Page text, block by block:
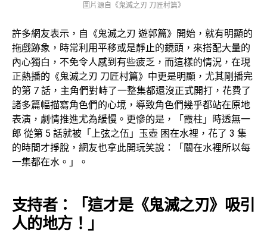
圖片源自《鬼滅之刃 刀匠村篇》
許多網友表示，自《鬼滅之刃 遊郭篇》開始，就有明顯的
拖戲跡象，時常利用平移或是靜止的鏡頭，來搭配大量的
內心獨白，不免令人感到有些疲乏，而這樣的情況，在現
正熱播的《鬼滅之刃 刀匠村篇》中更是明顯，尤其剛播完
的第 7 話，主角們對峙了一整集都還沒正式開打，花費了
諸多篇幅描寫角色們的心境，導致角色們幾乎都站在原地
表演，劇情推進尤為緩慢。更慘的是，「霞柱」時透無一
郎 從第 5 話就被「上弦之伍」玉壺 困在水裡，花了 3 集
的時間才掙脫，網友也拿此開玩笑說：「關在水裡所以每
一集都在水。」。
支持者：「這才是《鬼滅之刃》吸引
人的地方！」